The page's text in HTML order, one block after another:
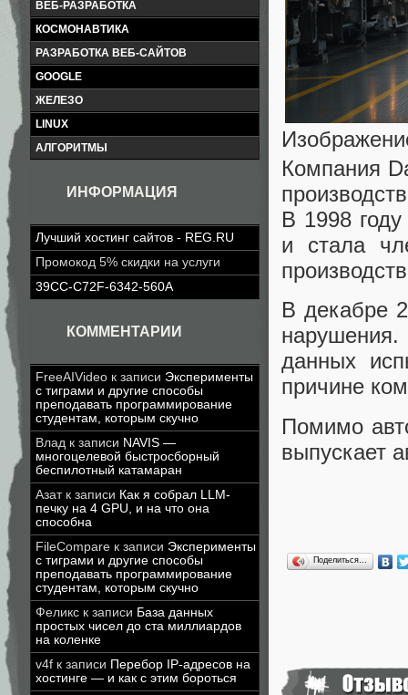
ВЕБ-РАЗРАБОТКА
КОСМОНАВТИКА
РАЗРАБОТКА ВЕБ-САЙТОВ
GOOGLE
ЖЕЛЕЗО
LINUX
АЛГОРИТМЫ
ИНФОРМАЦИЯ
Лучший хостинг сайтов - REG.RU
Промокод 5% скидки на услуги
39CC-C72F-6342-560A
КОММЕНТАРИИ
FreeAIVideo к записи Эксперименты
с тиграми и другие способы
преподавать программирование
студентам, которым скучно
Влад к записи NAVIS —
многоцелевой быстросборный
беспилотный катамаран
Азатк записи Как я собрал LLM-
печку на 4 GPU, и на что она
способна
FileCompare к записи Эксперименты
с тиграми и другие способы
преподавать программирование
студентам, которым скучно
Феликс к записи База данных
простых чисел до ста миллиардов
на коленке
v4f к записи Перебор IP-адресов на
хостинге — и как с этим бороться
Компания
В 1998
и стала
В декабре
данных
причине
Помимо
выпускает
Поделиться…